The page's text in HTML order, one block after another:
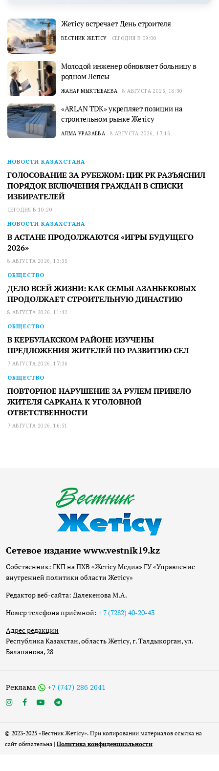
Жетісу встречает День строителя
ВЕСТНИК ЖЕТІСУ СЕГОДНЯ В 09:00
Молодой инженер обновляет больницу в
родном Лепсы
ЖАНАР МЫКТЫБАЕВА 8 АВГУСТА 2026, 18:30
«ARLAN TDK» укрепляет позиции на
строительном рынке Жетісу
АЛМА УРАЗАЕВА 8 АВГУСТА 2026, 17:16
НОВОСТИ КАЗАХСТАНА
ГОЛОСОВАНИЕ ЗА РУБЕЖОМ: ЦИК РК РАЗЪЯСНИЛ
ПОРЯДОК ВКЛЮЧЕНИЯ ГРАЖДАН В СПИСКИ
ИЗБИРАТЕЛЕЙ
СЕГОДНЯ В 10:20
НОВОСТИ КАЗАХСТАНА
В АСТАНЕ ПРОДОЛЖАЮТСЯ «ИГРЫ БУДУЩЕГО
2026»
8 АВГУСТА 2026, 13:35
ОБЩЕСТВО
ДЕЛО ВСЕЙ ЖИЗНИ: КАК СЕМЬЯ АЗАНБЕКОВЫХ
ПРОДОЛЖАЕТ СТРОИТЕЛЬНУЮ ДИНАСТИЮ
8 АВГУСТА 2026, 11:42
ОБЩЕСТВО
В КЕРБУЛАКСКОМ РАЙОНЕ ИЗУЧЕНЫ
ПРЕДЛОЖЕНИЯ ЖИТЕЛЕЙ ПО РАЗВИТИЮ СЕЛ
7 АВГУСТА 2026, 17:36
ОБЩЕСТВО
ПОВТОРНОЕ НАРУШЕНИЕ ЗА РУЛЕМ ПРИВЕЛО
ЖИТЕЛЯ САРКАНА К УГОЛОВНОЙ
ОТВЕТСТВЕННОСТИ
7 АВГУСТА 2026, 16:51
Сетевое издание www.vestnik19.kz
Собственник: ГКП на ПХВ «Жетісу Медиа» ГУ «Управление
внутренней политики области Жетісу»
Редактор веб-сайта: Далекенова М.А.
Номер телефона приёмной: + 7 (7282) 40-20-43
Адрес редакции
Республика Казахстан, область Жетісу, г. Талдыкорган, ул.
Балапанова, 28
Реклама +7 (747) 286 2041
© 2023-2025 «Вестник Жетісу». При копировании материалов ссылка на
сайт обязательна | Политика конфиденциальности